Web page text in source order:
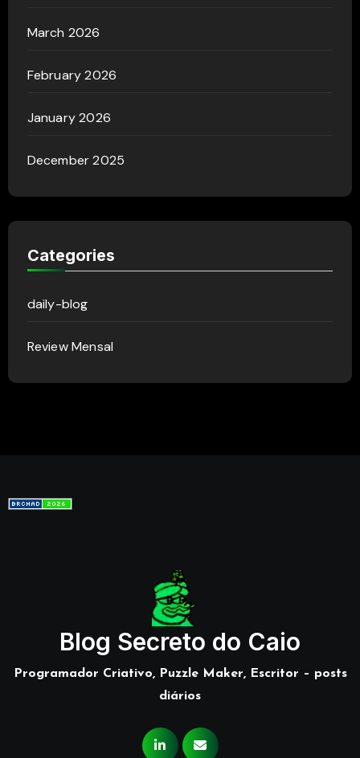
March 2026
February 2026
January 2026
December 2025
Categories
daily-blog
Review Mensal
Blog Secreto do Caio
Programador Criativo, Puzzle Maker, Escritor – posts
diários